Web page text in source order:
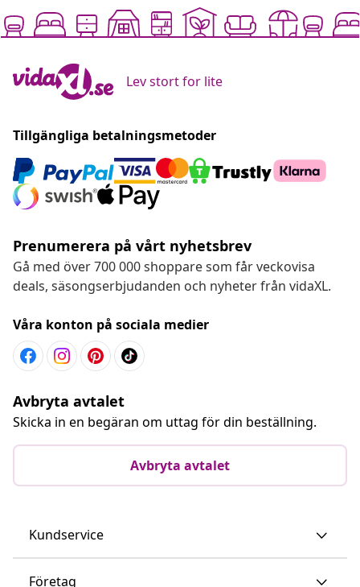
Lev stort for lite
Tillgängliga betalningsmetoder
Prenumerera på vårt nyhetsbrev
Gå med över 700 000 shoppare som får veckovisa
deals, säsongserbjudanden och nyheter från vidaXL.
Våra konton på sociala medier
Avbryta avtalet
Skicka in en begäran om uttag för din beställning.
Avbryta avtalet
Kundservice
Företag